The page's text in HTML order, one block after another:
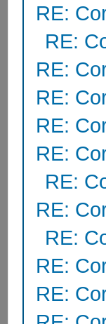
RE:
RE:
RE:
RE:
RE:
RE:
RE:
RE:
RE:
RE:
RE: